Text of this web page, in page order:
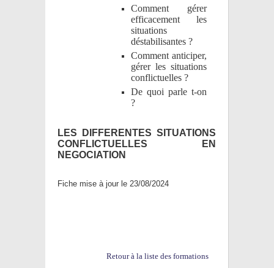
Comment gérer
efficacement les
situations
déstabilisantes ?
Comment anticiper,
gérer les situations
conflictuelles ?
De quoi parle t-on
?
LES DIFFERENTES SITUATIONS
CONFLICTUELLES EN
NEGOCIATION
Fiche mise à jour le 23/08/2024
Retour à la liste des formations